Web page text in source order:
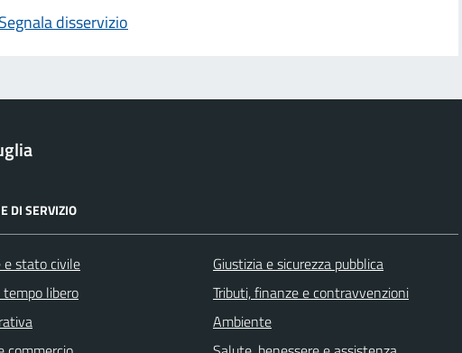
disservizio
DI SERVIZIO
e stato civile
libero
Giustizia e sicurezza pubblica
Tributi, finanze e contravvenzioni
Ambiente